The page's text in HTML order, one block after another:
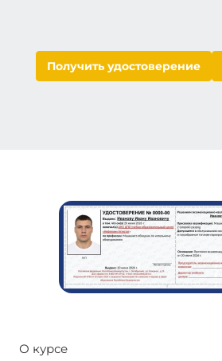
Получить удостоверение
О курсе